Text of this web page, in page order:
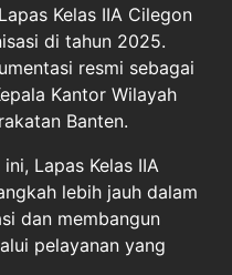
Kelas IIA Cilegon
di tahun 2025.
resmi sebagai
Kantor Wilayah
Banten.
Lapas Kelas IIA
lebih jauh dalam
dan membangun
pelayanan yang